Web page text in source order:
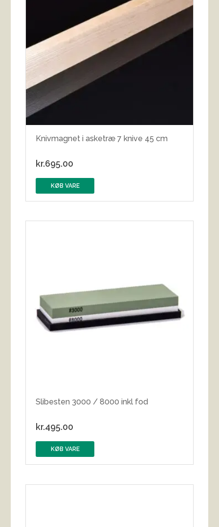
Knivmagnet i asketræ 7 knive 45 cm
kr.695.00
KØB VARE
Slibesten 3000 / 8000 inkl fod
kr.495.00
KØB VARE